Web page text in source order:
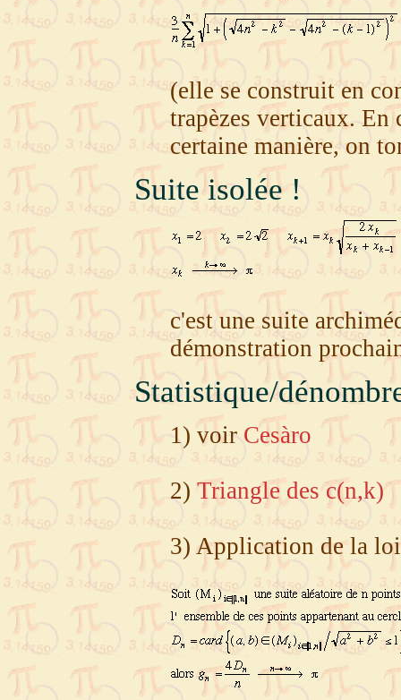
(elle se construit en
trapèzes verticaux. En
certaine manière, on
Suite isolée !
c'est une suite
démonstration
Statistique/
1) voir Cesàro
2) Triangle des c(n,k)
3) Application de la